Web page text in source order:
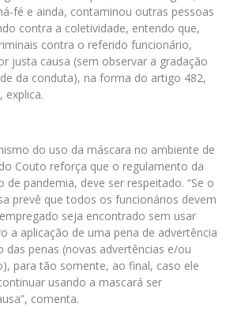
fé e ainda, contaminou outras pessoas
contra a coletividade, entendo que,
contra o referido funcionário,
justa causa (sem observar a gradação
da conduta), na forma do artigo 482,
explica.
do uso da máscara no ambiente de
Couto reforça que o regulamento da
de pandemia, deve ser respeitado. “Se o
prevê que todos os funcionários devem
seja encontrado sem usar
a aplicação de uma pena de advertência
das penas (novas advertências e/ou
para tão somente, ao final, caso ele
usando a mascará ser
comenta.